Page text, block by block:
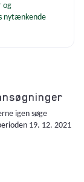
og
nytænkende
igen søge
19. 12. 2021